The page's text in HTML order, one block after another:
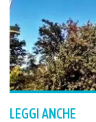
LEGGI ANCHE